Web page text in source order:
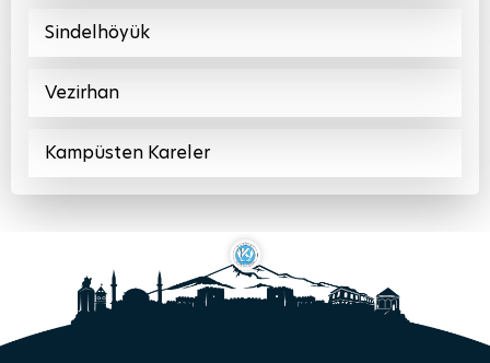
Sindelhöyük
Vezirhan
Kampüsten Kareler